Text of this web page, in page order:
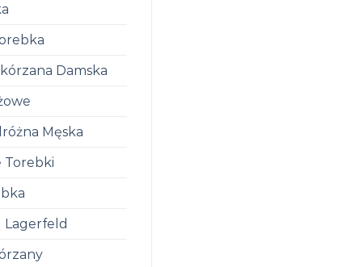
Damska
Męska
Torebki
Lagerfeld